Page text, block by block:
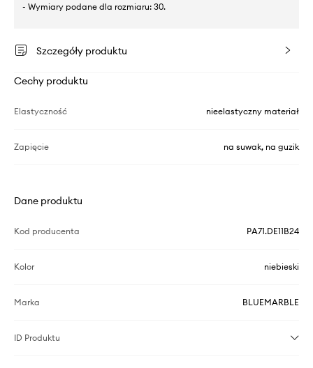
- Wymiary podane dla rozmiaru: 30.
Szczegóły produktu
Cechy produktu
Elastyczność nieelastyczny materiał
Zapięcie na suwak, na guzik
Dane produktu
Kod producenta PA71.DE11B24
Kolor niebieski
Marka BLUEMARBLE
ID Produktu